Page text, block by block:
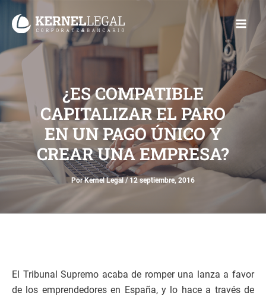
contenido
Main
¿ES COMPATIBLE
CAPITALIZAR EL PARO
EN UN PAGO ÚNICO Y
CREAR UNA EMPRESA?
PorKernel Legal /12 septiembre, 2016
El Tribunal Supremo acaba de romper una lanza a favor
de los emprendedores en España, y lo hace a través de